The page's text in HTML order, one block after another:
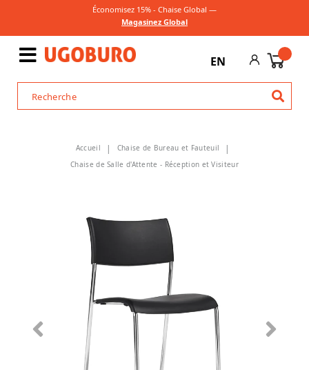
Économisez 15% - Chaise Global —
Magasinez Global
EN
Accueil
Chaise de Bureau et Fauteuil
Chaise de Salle d'Attente - Réception et Visiteur